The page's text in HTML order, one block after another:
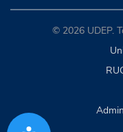
© 2026 UDEP.